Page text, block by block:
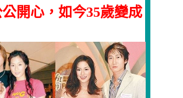
開心，如今35歲變成